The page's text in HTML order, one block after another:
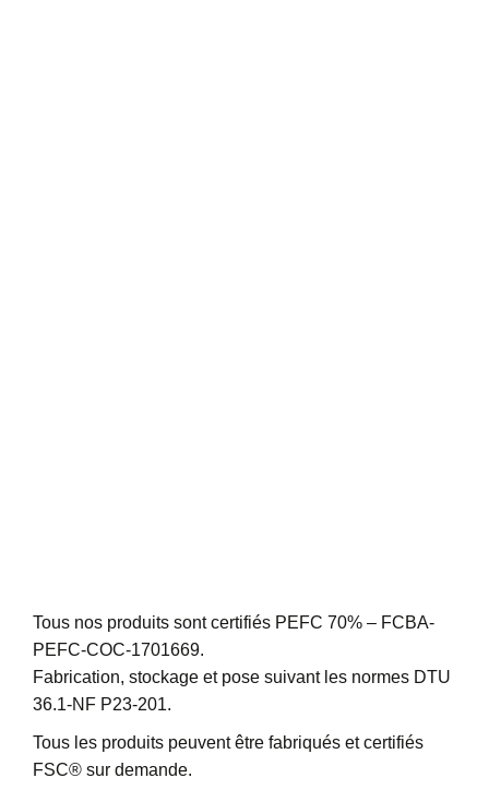
Tous nos produits sont certifiés PEFC 70% – FCBA-
PEFC-COC-1701669.
Fabrication, stockage et pose suivant les normes DTU
36.1-NF P23-201.
Tous les produits peuvent être fabriqués et certifiés
FSC® sur demande.